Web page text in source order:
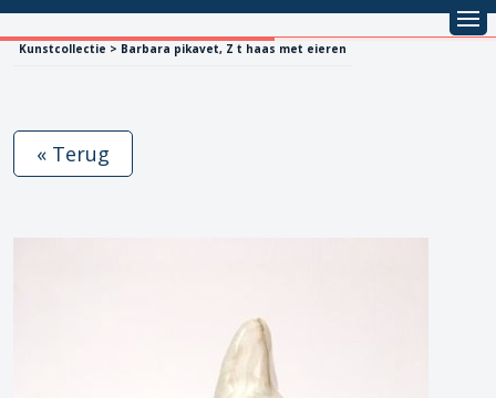
Kunstcollectie > Barbara pikavet, Z t haas met eieren
« Terug